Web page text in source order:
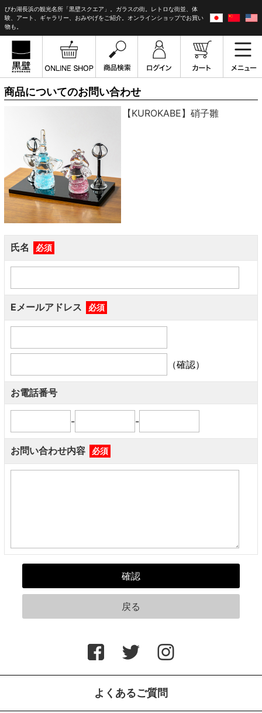
びわ湖長浜の観光名所「黒壁スクエア」。ガラスの街。レトロな街並、体
験、アート、ギャラリー、おみやげをご紹介。オンラインショップでお買い
物も。
商品についてのお問い合わせ
【KUROKABE】硝子雛
氏名 必須
Eメールアドレス 必須
（確認）
お電話番号
- -
お問い合わせ内容 必須
よくあるご質問